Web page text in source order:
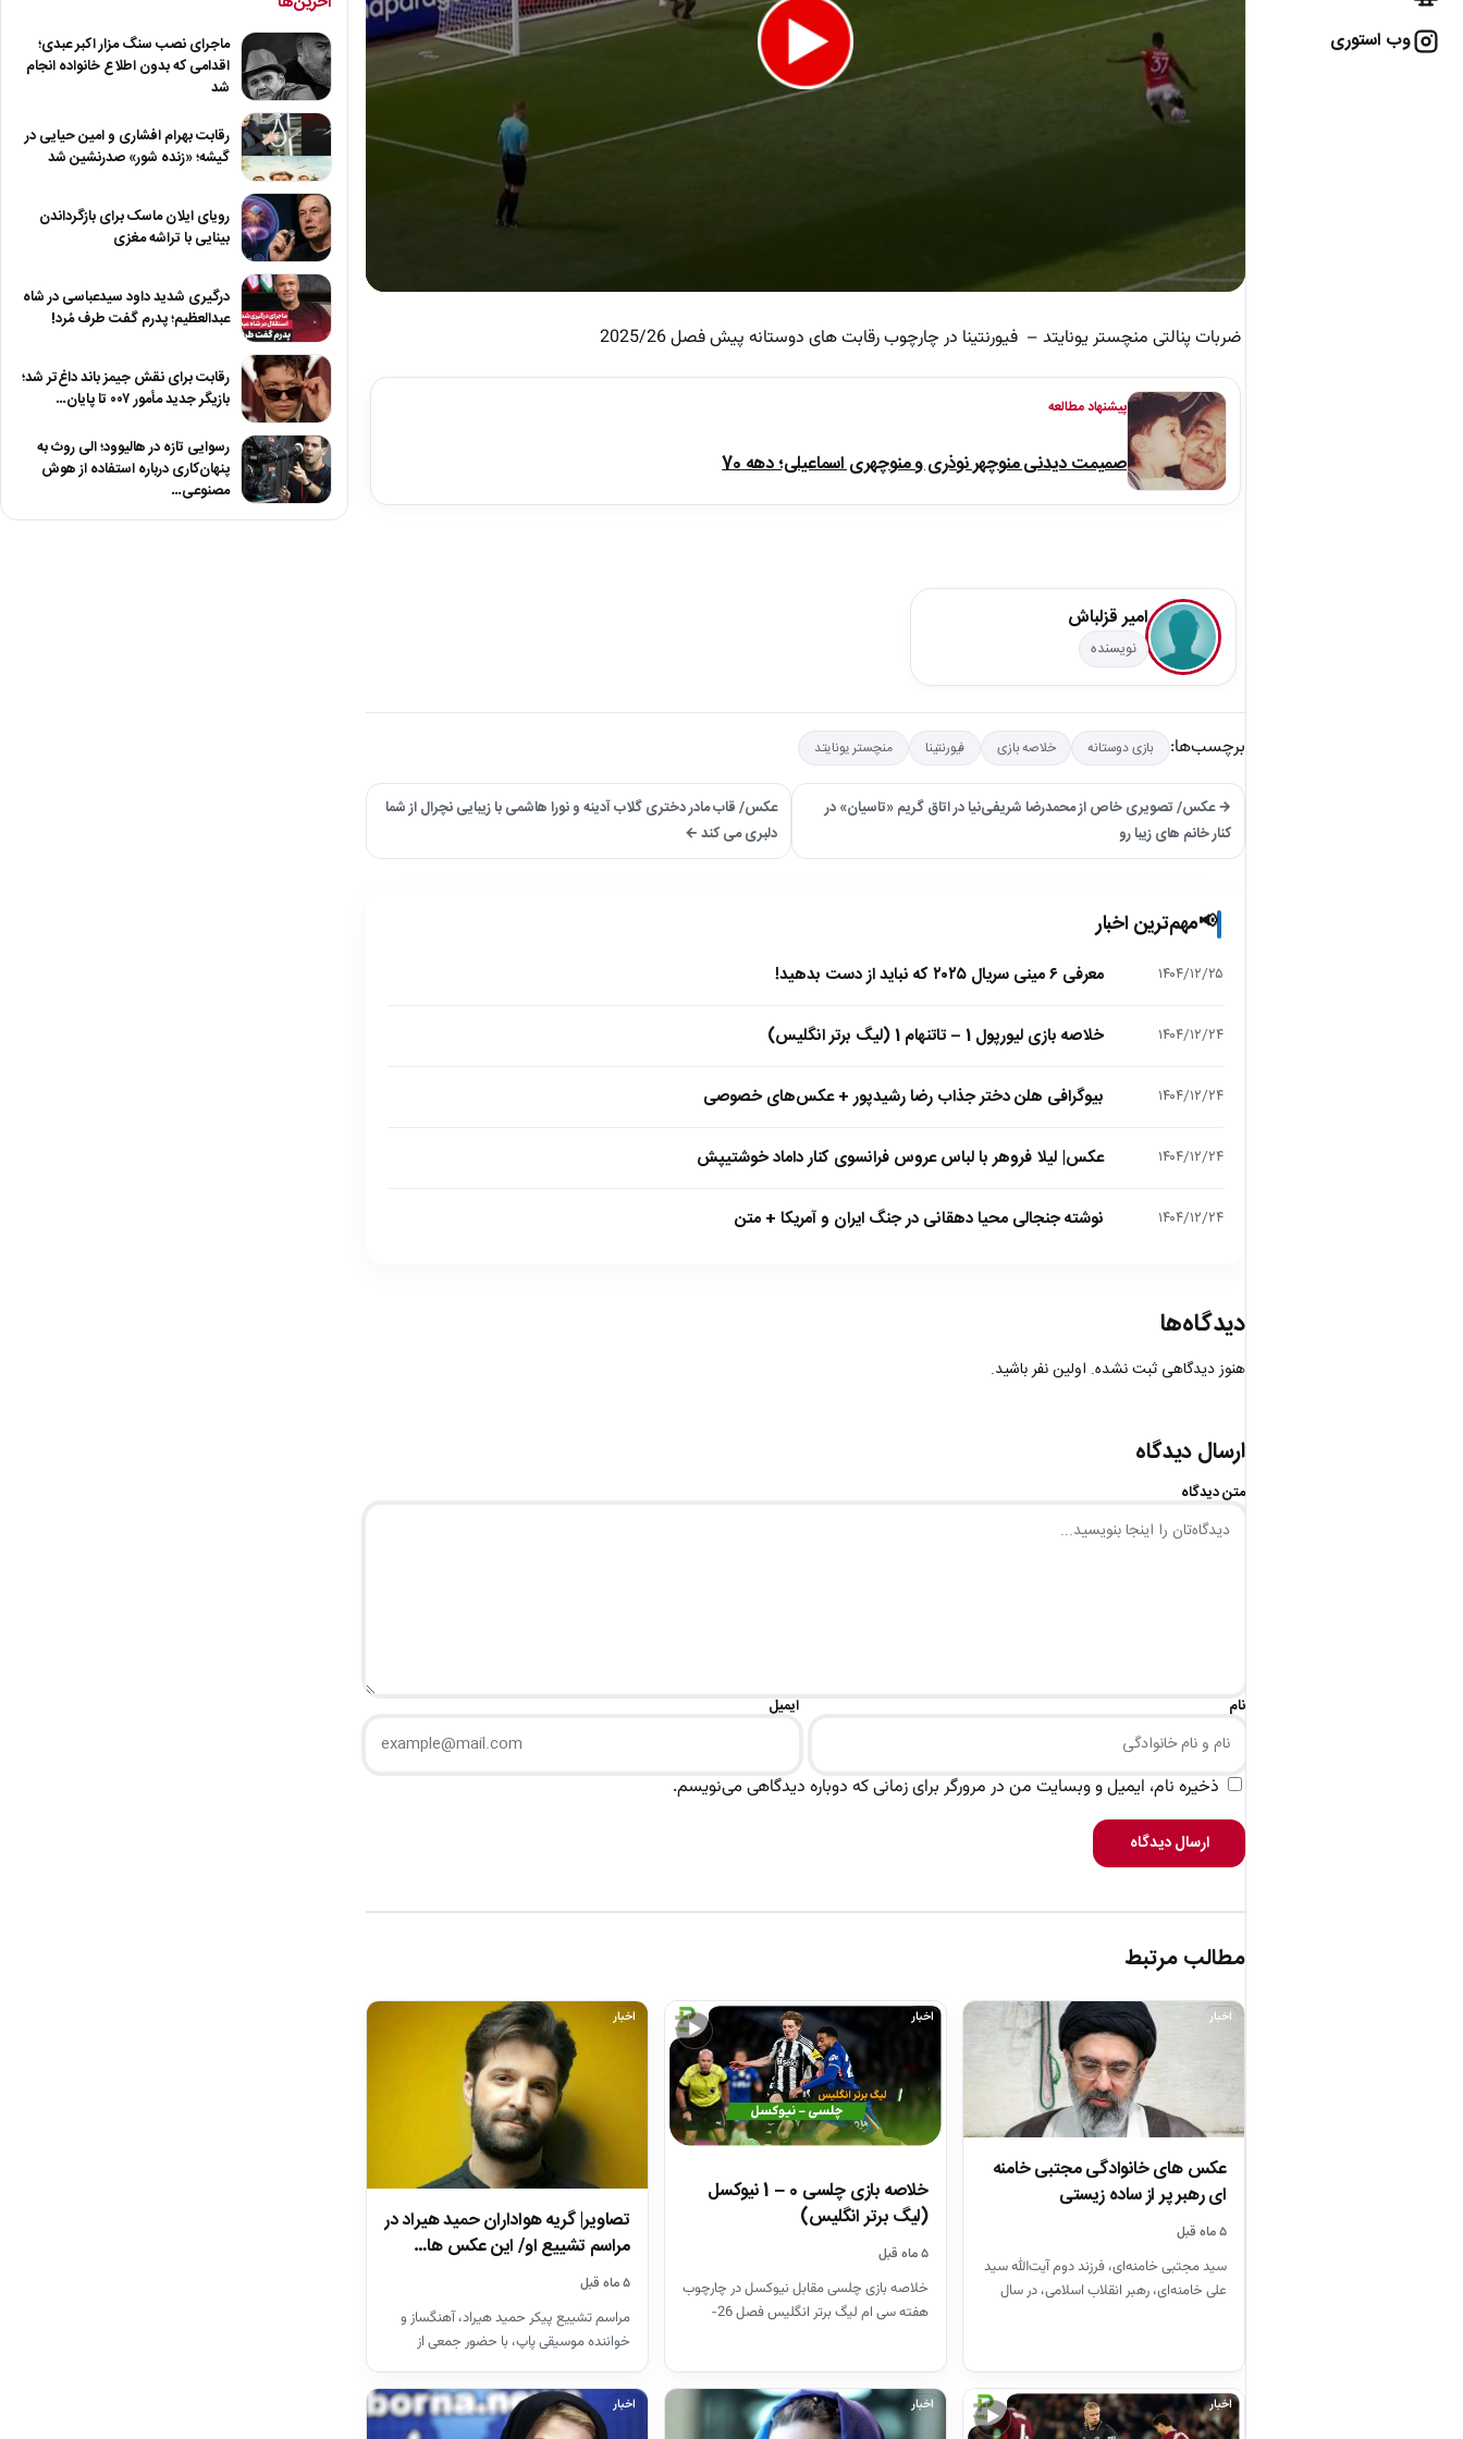
وب استوری
10
ضربات پنالتی منچستر یونایتد – فیورنتینا در چارچوب رقابت های دوستانه پیش فصل 2025/26
پیشنهاد مطالعه
صمیمت دیدنی منوچهر نوذری و منوچهری اسماعیلی؛ دهه 70
امیر قزلباش
نویسنده
برچسب‌ها: بازی دوستانه خلاصه بازی فیورنتینا منچستر یونایتد
→ عکس/ تصویری خاص از محمدرضا شریفی‌نیا در اتاق گریم «تاسیان» در
کنار خانم های زیبا رو
عکس/ قاب مادر دختری گلاب آدینه و نورا هاشمی با زیبایی نچرال از شما
دلبری می کند ←
📢مهم‌ترین اخبار
۱۴۰۴/۱۲/۲۵ معرفی ۶ مینی سریال ۲۰۲۵ که نباید از دست بدهید!
۱۴۰۴/۱۲/۲۴ خلاصه بازی لیورپول 1 – تاتنهام 1 (لیگ برتر انگلیس)
۱۴۰۴/۱۲/۲۴ بیوگرافی هلن دختر جذاب رضا رشیدپور + عکس‌های خصوصی
۱۴۰۴/۱۲/۲۴ عکس| لیلا فروهر با لباس عروس فرانسوی کنار داماد خوشتیپش
۱۴۰۴/۱۲/۲۴ نوشته جنجالی محیا دهقانی در جنگ ایران و آمریکا + متن
دیدگاه‌ها
هنوز دیدگاهی ثبت نشده. اولین نفر باشید.
ارسال دیدگاه
متن دیدگاه
نام ایمیل
ذخیره نام، ایمیل و وبسایت من در مرورگر برای زمانی که دوباره دیدگاهی می‌نویسم.
ارسال دیدگاه
مطالب مرتبط
اخبار
عکس های خانوادگی مجتبی خامنه
ای رهبر پر از ساده زیستی
۵ ماه قبل
سید مجتبی خامنه‌ای، فرزند دوم آیت‌الله سید
علی خامنه‌ای، رهبر انقلاب اسلامی، در سال
▶
اخبار
خلاصه بازی چلسی 0 – 1 نیوکسل
(لیگ برتر انگلیس)
۵ ماه قبل
خلاصه بازی چلسی مقابل نیوکسل در چارچوب
هفته سی ام لیگ برتر انگلیس فصل 26-
اخبار
تصاویر| گریه هواداران حمید هیراد در
مراسم تشییع او/ این عکس ها…
۵ ماه قبل
مراسم تشییع پیکر حمید هیراد، آهنگساز و
خواننده موسیقی پاپ، با حضور جمعی از
▶
اخبار اخبار اخبار
ماجرای نصب سنگ مزار اکبر عبدی؛
اقدامی که بدون اطلاع خانواده انجام
شد
رقابت بهرام افشاری و امین حیایی در
گیشه؛ «زنده شور» صدرنشین شد
رویای ایلان ماسک برای بازگرداندن
بینایی با تراشه مغزی
درگیری شدید داود سیدعباسی در شاه
عبدالعظیم؛ پدرم گفت طرف مُرد!
رقابت برای نقش جیمز باند داغ‌تر شد؛
بازیگر جدید مأمور ۰۰۷ تا پایان…
رسوایی تازه در هالیوود؛ الی روث به
پنهان‌کاری درباره استفاده از هوش
مصنوعی…